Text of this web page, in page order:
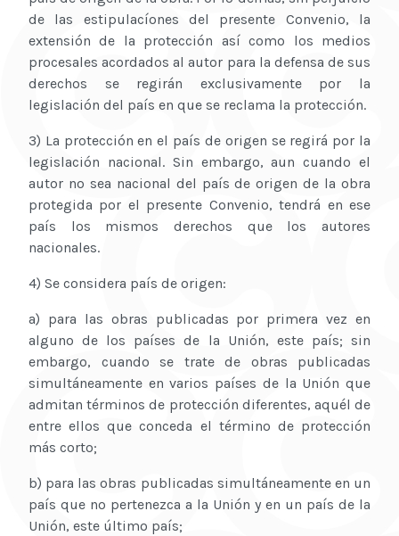
de las estipulacíones del presente Convenio, la
extensión de la protección así como los medios
procesales acordados al autor para la defensa de sus
derechos se regirán exclusivamente por la
legislación del país en que se reclama la protección.
3) La protección en el país de origen se regirá por la
legislación nacional. Sin embargo, aun cuando el
autor no sea nacional del país de origen de la obra
protegida por el presente Convenio, tendrá en ese
país los mismos derechos que los autores
nacionales.
4) Se considera país de origen:
a) para las obras publicadas por primera vez en
alguno de los países de la Unión, este país; sin
embargo, cuando se trate de obras publicadas
simultáneamente en varios países de la Unión que
admitan términos de protección diferentes, aquél de
entre ellos que conceda el término de protección
más corto;
b) para las obras publicadas simultáneamente en un
país que no pertenezca a la Unión y en un país de la
Unión, este último país;